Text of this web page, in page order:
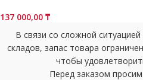
137 000,00 ₸
В связи со сложной ситуацией
складов, запас товара
чтобы
Перед заказом